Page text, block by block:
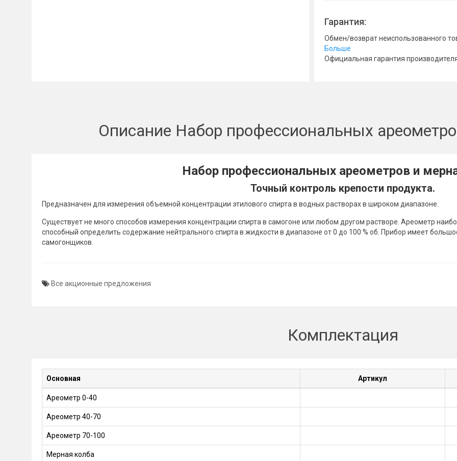
Гарантия:
Обмен/возврат неиспользованного
Больше
Официальная гарантия производителя
Описание Набор профессиональных
Набор профессиональных ареометров и
Точный контроль крепости продукта.
Предназначен для измерения объемной концентрации этилового спирта в водных растворах в широком диапазоне.
Существует не много способов измерения концентрации спирта в самогоне или любом другом растворе. Ареометр
способный определить содержание нейтрального спирта в жидкости в диапазоне от 0 до 100 % об. Прибор имеет
самогонщиков.
Все акционные предложения
Комплектация
Основная Артикул
Ареометр 0-40
Ареометр 40-70
Ареометр 70-100
Мерная колба